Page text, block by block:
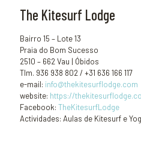
The Kitesurf Lodge
Bairro 15 – Lote 13
Praia do Bom Sucesso
2510 – 662 Vau | Óbidos
Tlm. 936 938 802 / +31 636 166 117
e-mail: info@thekitesurflodge.com
website: https://
Facebook: TheKitesurfLodge
Actividades: Aulas de Kitesurf e